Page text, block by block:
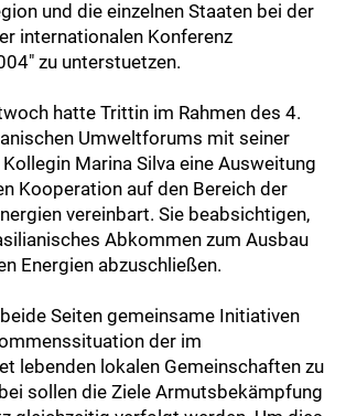
und die einzelnen Staaten bei der
internationalen Konferenz
zu unterstuetzen.
hatte Trittin im Rahmen des 4.
Umweltforums mit seiner
Marina Silva eine Ausweitung
Kooperation auf den Bereich der
vereinbart. Sie beabsichtigen,
Abkommen zum Ausbau
Energien abzuschließen.
Seiten gemeinsame Initiativen
der im
lebenden lokalen Gemeinschaften zu
sollen die Ziele Armutsbekämpfung